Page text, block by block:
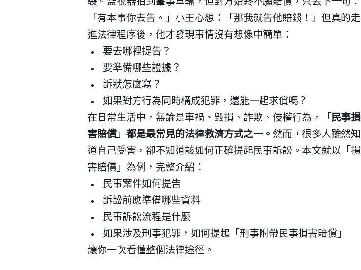
「有本事你去告。」小王心想：「那我就告他賠錢！」但真的走
進法律程序後，他才發現事情沒有想像中簡單：
要去哪裡提告？
要準備哪些證據？
訴狀怎麼寫？
如果對方行為同時構成犯罪，還能一起求償嗎？
在日常生活中，無論是車禍、毀損、詐欺、侵權行為，
「民事損
害賠償」都是最常見的法律救濟方式之一。 然而，很多人雖然知
道自己受害，卻不知道該如何正確提起民事訴訟。本文就以「損
害賠償」為例，完整介紹：
民事案件如何提告
訴訟前應準備哪些資料
民事訴訟流程是什麼
如果涉及刑事犯罪，如何提起「刑事附帶民事損害賠償」
讓你一次看懂整個法律途徑。